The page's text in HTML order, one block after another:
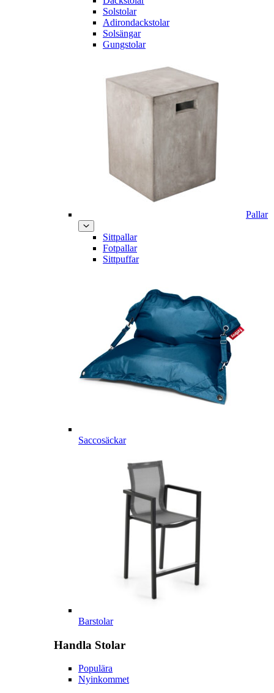
Solstolar
Adirondackstolar
Solsängar
Gungstolar
Pallar
Sittpallar
Fotpallar
Sittpuffar
Saccosäckar
Barstolar
Handla Stolar
Populära
Nyinkommet